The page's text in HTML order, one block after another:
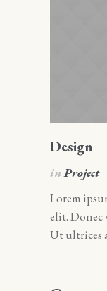
Design
inProject
Lorem
elit. Donec
Ut ultrices